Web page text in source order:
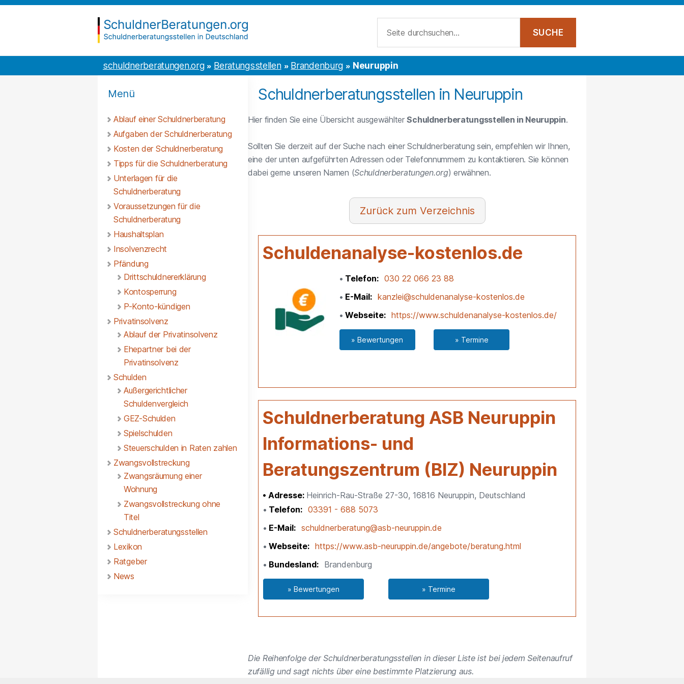
Inhalt
to
schuldnerberatungen.org Beratungsstellen Brandenburg Neuruppin
Menü
Ablauf einer Schuldnerberatung
Aufgaben der Schuldnerberatung
Kosten der Schuldnerberatung
Tipps für die Schuldnerberatung
Unterlagen für die
Schuldnerberatung
Voraussetzungen für die
Schuldnerberatung
Haushaltsplan
Insolvenzrecht
Pfändung
Drittschuldnererklärung
Kontosperrung
P-Konto-kündigen
Privatinsolvenz
Ablauf der Privatinsolvenz
Ehepartner bei der
Privatinsolvenz
Schulden
Außergerichtlicher
Schuldenvergleich
GEZ-Schulden
Spielschulden
Steuerschulden in Raten zahlen
Zwangsvollstreckung
Zwangsräumung einer
Wohnung
Zwangsvollstreckung ohne
Titel
Schuldnerberatungsstellen
Lexikon
Ratgeber
News
Schuldnerberatungsstellen in Neuruppin
Hier finden Sie eine Übersicht ausgewählterSchuldnerberatungsstellen in Neuruppin.
Sollten Sie derzeit auf der Suche nach einer Schuldnerberatung sein, empfehlen wir Ihnen,
eine der unten aufgeführten Adressen oder Telefonnummern zu kontaktieren. Sie können
dabei gerne unseren Namen (Schuldnerberatungen.org) erwähnen.
Verzeichnis
Schuldenanalyse-kostenlos.de
Telefon
030 22 066 23 88
E-Mail
kanzlei@schuldenanalyse-kostenlos.de
Webseite
https://www.schuldenanalyse-kostenlos.de/
» Bewertungen » Termine
Schuldnerberatung ASB Neuruppin
Informations- und
Beratungszentrum (BIZ) Neuruppin
Adresse: Heinrich-Rau-Straße 27-30, 16816 Neuruppin, Deutschland
Telefon
03391 - 688 5073
E-Mail
schuldnerberatung@asb-neuruppin.de
Webseite
https://www.asb-neuruppin.de/angebote/beratung.html
Bundesland
Brandenburg
» Bewertungen » Termine
Die Reihenfolge der Schuldnerberatungsstellen in dieser Liste ist bei jedem Seitenaufruf
zufällig und sagt nichts über eine bestimmte Platzierung aus.